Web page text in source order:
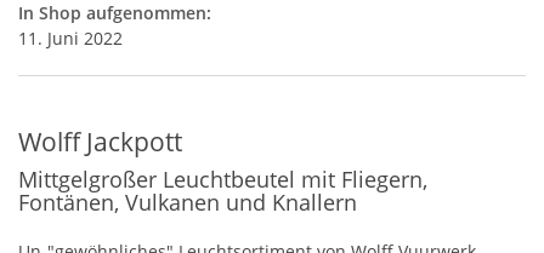
In Shop aufgenommen:
11. Juni 2022
Wolff Jackpott
Mittgelgroßer Leuchtbeutel mit Fliegern,
Fontänen, Vulkanen und Knallern